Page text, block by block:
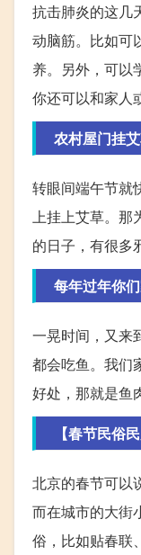
抗击肺炎的这几
动脑筋。比如可
养。另外，可以
你还可以和家人
农村屋门挂
转眼间端午节就
上挂上艾草。那
的日子，有很多
每年过年你
一晃时间，又来
都会吃鱼。我们
好处，那就是鱼
【春节民俗
北京的春节可以
而在城市的大街
俗，比如贴春联